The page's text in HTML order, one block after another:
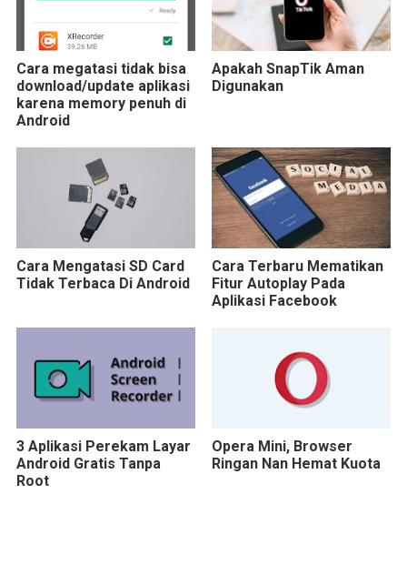
Cara megatasi tidak bisa
download/update aplikasi
karena memory penuh di
Android
Apakah SnapTik Aman
Digunakan
Cara Mengatasi SD Card
Tidak Terbaca Di Android
Cara Terbaru Mematikan
Fitur Autoplay Pada
Aplikasi Facebook
3 Aplikasi Perekam Layar
Android Gratis Tanpa
Root
Opera Mini, Browser
Ringan Nan Hemat Kuota